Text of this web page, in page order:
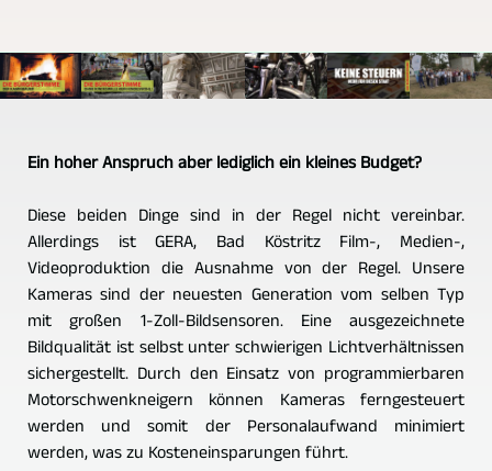
Ein hoher Anspruch aber lediglich ein kleines Budget?
Diese beiden Dinge sind in der Regel nicht vereinbar.
Allerdings ist GERA, Bad Köstritz Film-, Medien-,
Videoproduktion die Ausnahme von der Regel. Unsere
Kameras sind der neuesten Generation vom selben Typ
mit großen 1-Zoll-Bildsensoren. Eine ausgezeichnete
Bildqualität ist selbst unter schwierigen Lichtverhältnissen
sichergestellt. Durch den Einsatz von programmierbaren
Motorschwenkneigern können Kameras ferngesteuert
werden und somit der Personalaufwand minimiert
werden, was zu Kosteneinsparungen führt.